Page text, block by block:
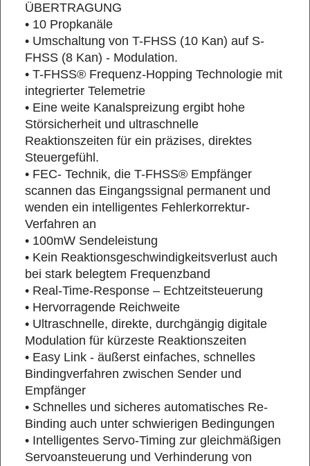
ÜBERTRAGUNG
• 10 Propkanäle
• Umschaltung von T-FHSS (10 Kan) auf S-
FHSS (8 Kan) - Modulation.
• T-FHSS® Frequenz-Hopping Technologie mit
integrierter Telemetrie
• Eine weite Kanalspreizung ergibt hohe
Störsicherheit und ultraschnelle
Reaktionszeiten für ein präzises, direktes
Steuergefühl.
• FEC- Technik, die T-FHSS® Empfänger
scannen das Eingangssignal permanent und
wenden ein intelligentes Fehlerkorrektur-
Verfahren an
• 100mW Sendeleistung
• Kein Reaktionsgeschwindigkeitsverlust auch
bei stark belegtem Frequenzband
• Real-Time-Response – Echtzeitsteuerung
• Hervorragende Reichweite
• Ultraschnelle, direkte, durchgängig digitale
Modulation für kürzeste Reaktionszeiten
• Easy Link - äußerst einfaches, schnelles
Bindingverfahren zwischen Sender und
Empfänger
• Schnelles und sicheres automatisches Re-
Binding auch unter schwierigen Bedingungen
• Intelligentes Servo-Timing zur gleichmäßigen
Servoansteuerung und Verhinderung von